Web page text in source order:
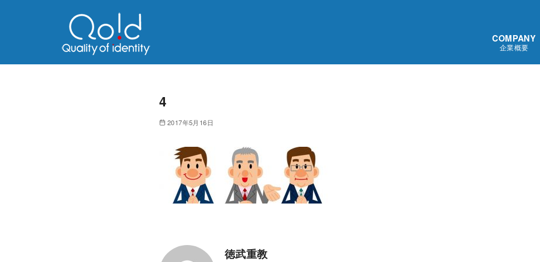
COMPANY
企業概要
4
2017年5月16日
徳武重教